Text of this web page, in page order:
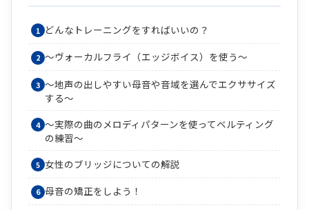
どんなトレーニングをすればいいの？
〜ヴォーカルフライ（エッジボイス）を使う〜
〜地声の出しやすい母音や音域を選んでエクササイズ
する〜
〜実際の曲のメロディパターンを使ってベルティング
の練習〜
女性のブリッジについての解説
母音の矯正をしよう！